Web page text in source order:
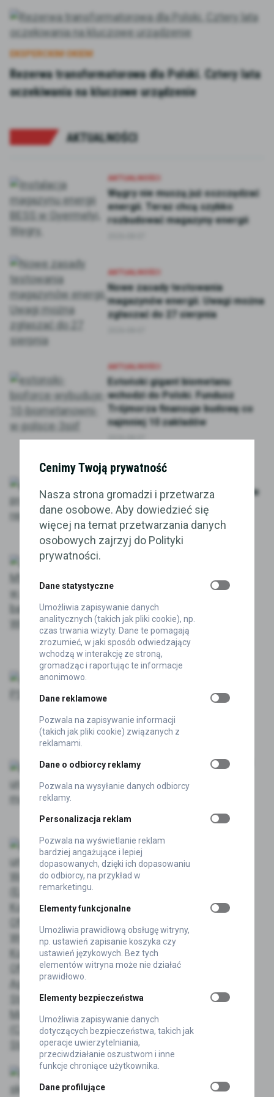
EKSPERCKIM OKIEM
Rezerwa transformatorowa dla Polski. Cztery lata
oczekiwania na kluczowe urządzenie
AKTUALNOŚCI
Węgry nie muszą już oszczędzać
energii. Teraz chcą szybko
rozbudować magazyny energii
Nowe zasady testowania
magazynów energii. Uwagi można
zgłaszać do 27 sierpnia
Estoński gigant biometanu
wchodzi do Polski. Fundusz
Trójmorza finansuje budowę co
najmniej 10 zakładów
2026-08-07
AKTUALNOŚCI
PNE sprzedaje projekty
repoweringu w Niemczech. W tle
wcześniejsze transakcje w
Polsce
2026-08-07
2 magazyny i 800 MWh. OX2
wchodzi w czterogodzinne
baterie we Włoszech
2026-08-07
AKTUALNOŚCI
PSE: nie widzimy ryzyka stopni
poradzić sobie z dzisiejszym
2026-08-06
PSE ponownie uruchamia rynek
przywołania potrwa aż pięć
2026-08-06
Przejęcie na rynku
elektromobilności. Koronea
kupuje Stacjeladowania.com
Cenimy Twoją prywatność
Nasza strona gromadzi i przetwarza
dane osobowe. Aby dowiedzieć się
więcej na temat przetwarzania danych
osobowych zajrzyj do Polityki
prywatności.
Dane statystyczne
Umożliwia zapisywanie danych
analitycznych (takich jak pliki cookie), np.
czas trwania wizyty. Dane te pomagają
zrozumieć, w jaki sposób odwiedzający
wchodzą w interakcję ze stroną,
gromadząc i raportując te informacje
anonimowo.
Dane reklamowe
Pozwala na zapisywanie informacji
(takich jak pliki cookie) związanych z
reklamami.
Dane o odbiorcy reklamy
Pozwala na wysyłanie danych odbiorcy
reklamy.
Personalizacja reklam
Pozwala na wyświetlanie reklam
bardziej angażujące i lepiej
dopasowanych, dzięki ich dopasowaniu
do odbiorcy, na przykład w
remarketingu.
Elementy funkcjonalne
Umożliwia prawidłową obsługę witryny,
np. ustawień zapisanie koszyka czy
ustawień językowych. Bez tych
elementów witryna może nie działać
prawidłowo.
Elementy bezpieczeństwa
Umożliwia zapisywanie danych
dotyczących bezpieczeństwa, takich jak
operacje uwierzytelniania,
przeciwdziałanie oszustwom i inne
funkcje chroniące użytkownika.
Dane profilujące